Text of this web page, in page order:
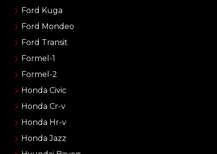
Ford Kuga
Ford Mondeo
Ford Transit
Formel-1
Formel-2
Honda Civic
Honda Cr-v
Honda Hr-v
Honda Jazz